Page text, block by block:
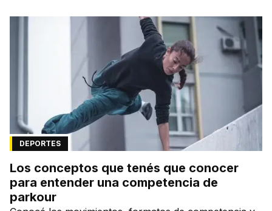
DEPORTES
Los conceptos que tenés que conocer
para entender una competencia de
parkour